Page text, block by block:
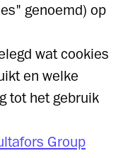
genoemd) op
wat cookies
en welke
tot het gebruik
Group